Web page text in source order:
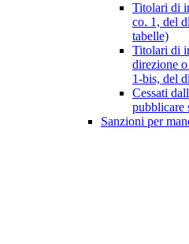
Titolari di
co. 1, del
tabelle)
Titolari di
direzione
1-bis, del
Cessati
pubblicare
Sanzioni per